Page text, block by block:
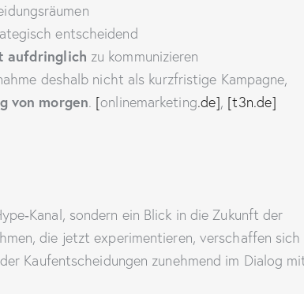
entscheidend
aufdringlich zu kommunizieren
deshalb nicht als kurzfristige Kampagne,
von morgen. [onlinemarketing.de], [t3n.de]
sondern ein Blick in die Zukunft der
die jetzt experimentieren, verschaffen sich
Kaufentscheidungen zunehmend im Dialog